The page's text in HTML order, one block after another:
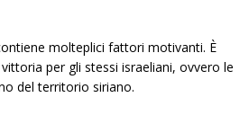
molteplici fattori motivanti. È
per gli stessi israeliani, ovvero le
del territorio siriano.